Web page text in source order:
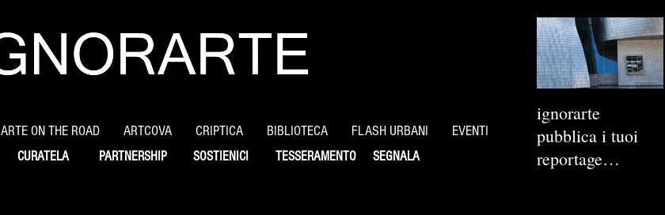
ARTE ON THE ROAD ARTCOVA CRIPTICA BIBLIOTECA FLASH URBANI EVENTI
CURATELA PARTNERSHIP SOSTIENICI SEGNALA
TESSERAMENTO
ignorarte
pubblica i tuoi
reportage